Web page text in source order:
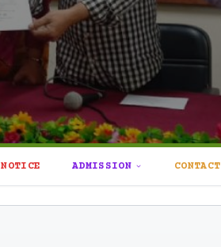
NOTICE ADMISSION CONTACT
সরকারি কলেজ) কেন্দ্রের ব্যবহারিক